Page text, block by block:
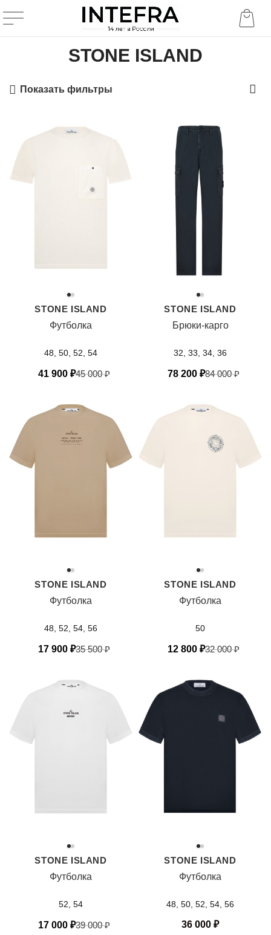
STONE ISLAND
Показать фильтры
STONE ISLAND
Футболка
48, 50, 52, 54
45 000₽
41 900 ₽
STONE ISLAND
Брюки-карго
32, 33, 34, 36
84 000₽
78 200 ₽
STONE ISLAND
Футболка
48, 52, 54, 56
17 900 ₽35 500₽
STONE ISLAND
Футболка
50
12 800 ₽32 000₽
STONE ISLAND
Футболка
52, 54
17 000 ₽39 000₽
STONE ISLAND
Футболка
48, 50, 52, 54, 56
36 000 ₽